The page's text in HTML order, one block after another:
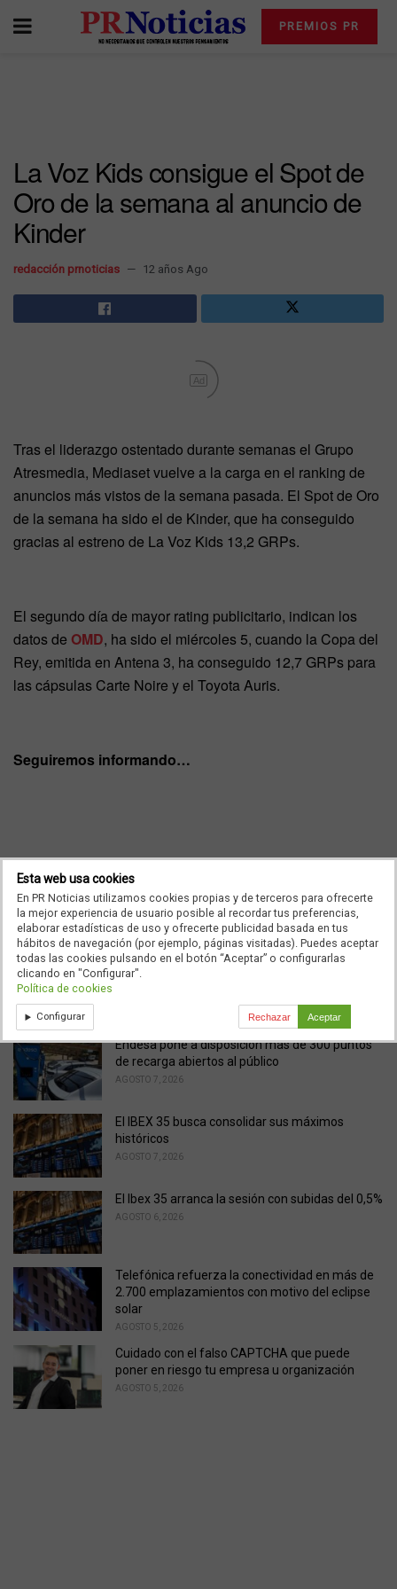
PREMIOS PR
La Voz Kids consigue el Spot de
Oro de la semana al anuncio de
Kinder
redacción prnoticias 12 años Ago
Ad
Tras el liderazgo ostentado durante semanas el Grupo
Atresmedia, Mediaset vuelve a la carga en el ranking de
anuncios más vistos de la semana pasada. El Spot de Oro
de la semana ha sido el de Kinder, que ha conseguido
gracias al estreno de La Voz Kids 13,2 GRPs.
El segundo día de mayor rating publicitario, indican los
datos de OMD, ha sido el miércoles 5, cuando la Copa del
Rey, emitida en Antena 3, ha conseguido 12,7 GRPs para
las cápsulas Carte Noire y el Toyota Auris.
Seguiremos informando…
Ad
C
a
g
o
r
i
:
Entradas
Noticias relacionadas
Endesa pone a disposición más de 300 puntos
de recarga abiertos al público
AGOSTO 7, 2026
El IBEX 35 busca consolidar sus máximos
históricos
AGOSTO 7, 2026
El Ibex 35 arranca la sesión con subidas del 0,5%
AGOSTO 6, 2026
Telefónica refuerza la conectividad en más de
2.700 emplazamientos con motivo del eclipse
solar
AGOSTO 5, 2026
Cuidado con el falso CAPTCHA que puede
poner en riesgo tu empresa u organización
AGOSTO 5, 2026
Esta web usa cookies
En PR Noticias utilizamos cookies propias y de terceros para ofrecerte
la mejor experiencia de usuario posible al recordar tus preferencias,
elaborar estadísticas de uso y ofrecerte publicidad basada en tus
hábitos de navegación (por ejemplo, páginas visitadas). Puedes aceptar
todas las cookies pulsando en el botón “Aceptar” o configurarlas
clicando en "Configurar".
Política de cookies
Configurar Rechazar Aceptar